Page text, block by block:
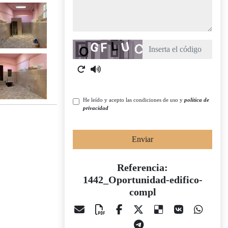
Captcha
He leído y acepto las condiciones de uso y política de
privacidad
Enviar
Referencia:
1442_Oportunidad-edifico-
compl